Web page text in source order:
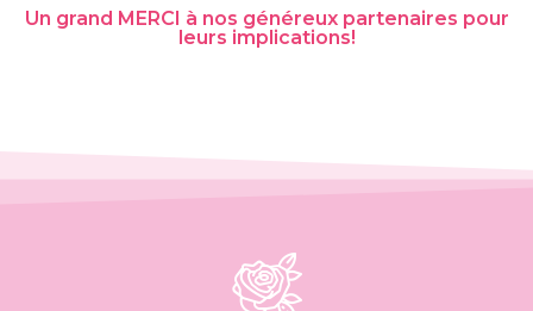
Un grand MERCI à nos généreux partenaires pour
leurs implications!